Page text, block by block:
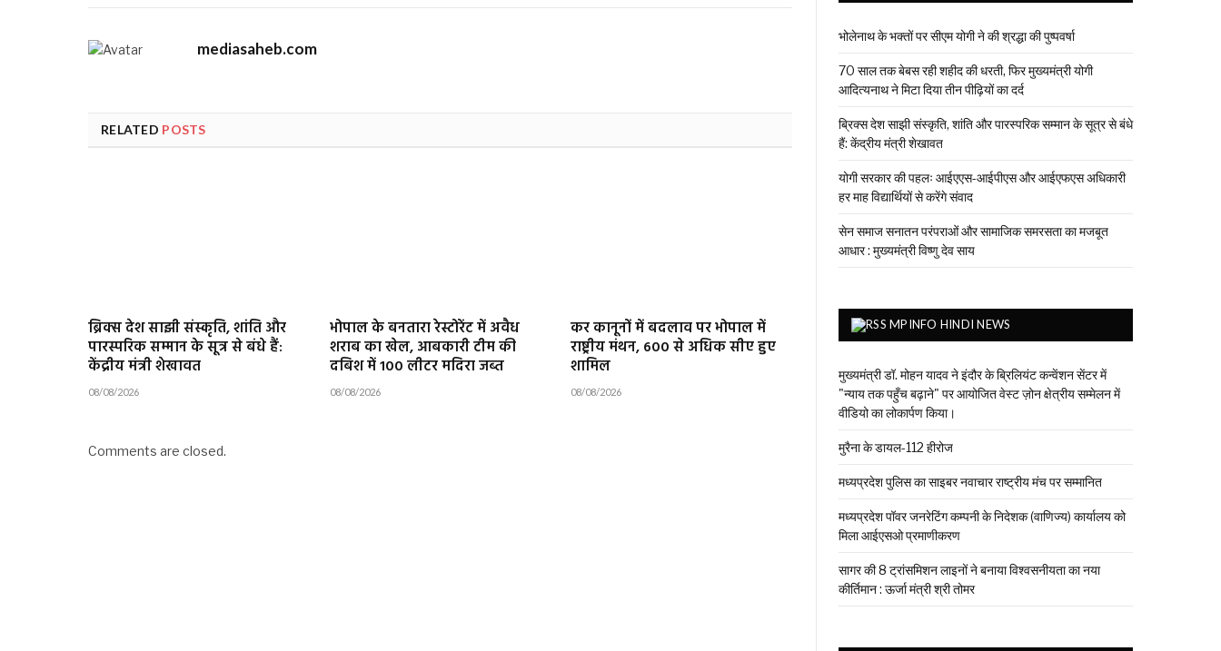
mediasaheb.com
RELATED POSTS
ब्रिक्स देश साझी संस्कृति, शांति और
पारस्परिक सम्मान के सूत्र से बंधे हैं:
केंद्रीय मंत्री शेखावत
08/08/2026
भोपाल के बनतारा रेस्टोरेंट में अवैध
शराब का खेल, आबकारी टीम की
दबिश में 100 लीटर मदिरा जब्त
08/08/2026
कर कानूनों में बदलाव पर भोपाल में
राष्ट्रीय मंथन, 600 से अधिक सीए हुए
शामिल
08/08/2026
Comments are closed.
भोलेनाथ के भक्तों पर सीएम योगी ने की श्रद्धा की पुष्पवर्षा
70 साल तक बेबस रही शहीद की धरती, फिर मुख्यमंत्री योगी
आदित्यनाथ ने मिटा दिया तीन पीढ़ियों का दर्द
ब्रिक्स देश साझी संस्कृति, शांति और पारस्परिक सम्मान के सूत्र से बंधे
हैं: केंद्रीय मंत्री शेखावत
योगी सरकार की पहलः आईएएस-आईपीएस और आईएफएस अधिकारी
हर माह विद्यार्थियों से करेंगे संवाद
सेन समाज सनातन परंपराओं और सामाजिक समरसता का मजबूत
आधार : मुख्यमंत्री विष्णु देव साय
MPINFO HINDI NEWS
मुख्यमंत्री डॉ. मोहन यादव ने इंदौर के ब्रिलियंट कन्वेंशन सेंटर में
"न्याय तक पहुँच बढ़ाने" पर आयोजित वेस्ट ज़ोन क्षेत्रीय सम्मेलन में
वीडियो का लोकार्पण किया।
मुरैना के डायल-112 हीरोज
मध्यप्रदेश पुलिस का साइबर नवाचार राष्ट्रीय मंच पर सम्मानित
मध्यप्रदेश पॉवर जनरेटिंग कम्पनी के निदेशक (वाणिज्य) कार्यालय को
मिला आईएसओ प्रमाणीकरण
सागर की 8 ट्रांसमिशन लाइनों ने बनाया विश्वसनीयता का नया
कीर्तिमान : ऊर्जा मंत्री श्री तोमर